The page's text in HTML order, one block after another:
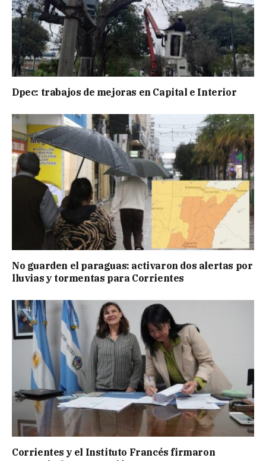
Dpec: trabajos de mejoras en Capital e Interior
No guarden el paraguas: activaron dos alertas por
lluvias y tormentas para Corrientes
Corrientes y el Instituto Francés firmaron